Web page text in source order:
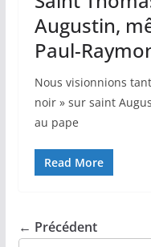
Augustin,
Paul-
Nous visionnions
noir » sur saint
au pape
Read More
← Précédent